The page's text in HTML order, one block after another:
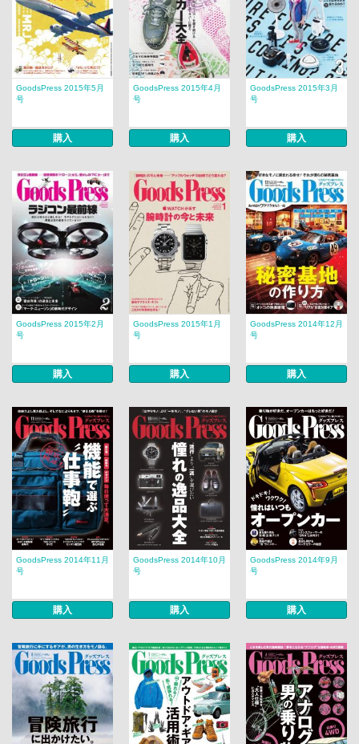
GoodsPress 2015年5月
号
購入
GoodsPress 2015年4月
号
購入
GoodsPress 2015年3月
号
購入
GoodsPress 2015年2月
号
購入
GoodsPress 2015年1月
号
購入
GoodsPress 2014年12月
号
購入
GoodsPress 2014年11月
号
購入
GoodsPress 2014年10月
号
購入
GoodsPress 2014年9月
号
購入